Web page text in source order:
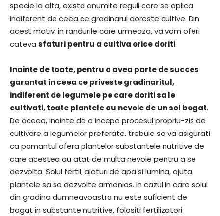
specie la alta, exista anumite reguli care se aplica
indiferent de ceea ce gradinarul doreste cultive. Din
acest motiv, in randurile care urmeaza, va vom oferi
cateva sfaturi pentru a cultiva orice doriti.
Inainte de toate, pentru a avea parte de succes
garantat in ceea ce priveste gradinaritul,
indiferent de legumele pe care doriti sa le
cultivati, toate plantele au nevoie de un sol bogat.
De aceea, inainte de a incepe procesul propriu-zis de
cultivare a legumelor preferate, trebuie sa va asigurati
ca pamantul ofera plantelor substantele nutritive de
care acestea au atat de multa nevoie pentru a se
dezvolta. Solul fertil, alaturi de apa si lumina, ajuta
plantele sa se dezvolte armonios. In cazul in care solul
din gradina dumneavoastra nu este suficient de
bogat in substante nutritive, folositi fertilizatori